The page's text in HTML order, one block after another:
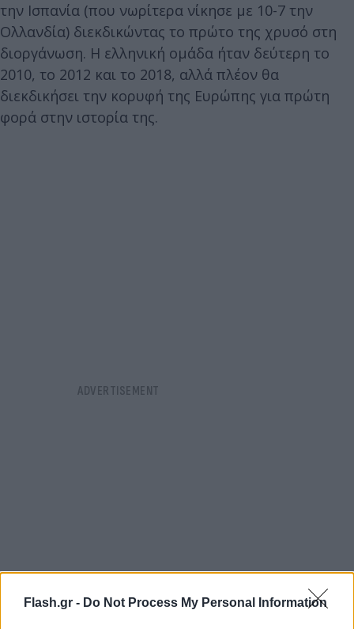
Flash.gr - Do Not Process My Personal Information
την Ισπανία (που νωρίτερα νίκησε με 10-7 την
Ολλανδία) διεκδικώντας το πρώτο της χρυσό στη
διοργάνωση. Η ελληνική ομάδα ήταν δεύτερη το
2010, το 2012 και το 2018, αλλά πλέον θα
διεκδικήσει την κορυφή της Ευρώπης για πρώτη
φορά στην ιστορία της.